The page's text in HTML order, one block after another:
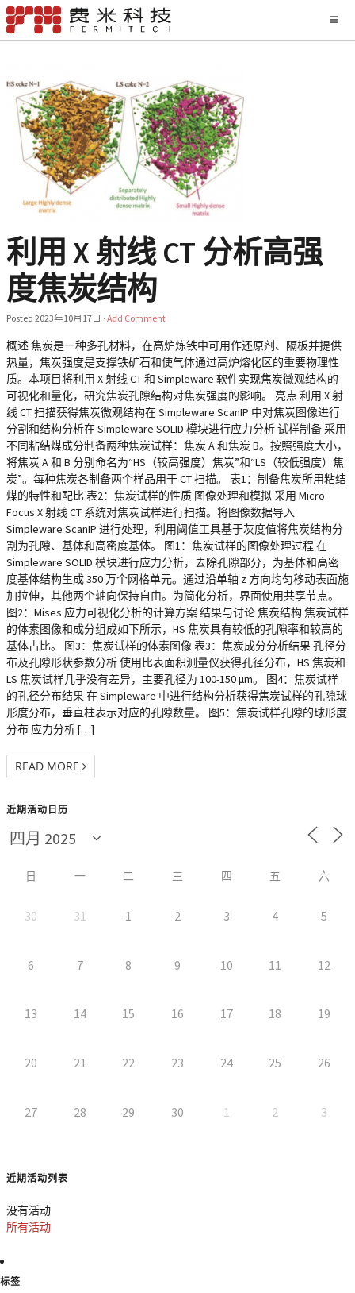
利用 X 射线 CT 分析高强
度焦炭结构
Posted 2023年10月17日 · Add Comment
概述 焦炭是一种多孔材料，在高炉炼铁中可用作还原剂、隔板并提供
热量，焦炭强度是支撑铁矿石和使气体通过高炉熔化区的重要物理性
质。本项目将利用 X 射线 CT 和 Simpleware 软件实现焦炭微观结构的
可视化和量化，研究焦炭孔隙结构对焦炭强度的影响。 亮点 利用 X 射
线 CT 扫描获得焦炭微观结构在 Simpleware ScanIP 中对焦炭图像进行
分割和结构分析在 Simpleware SOLID 模块进行应力分析 试样制备 采用
不同粘结煤成分制备两种焦炭试样：焦炭 A 和焦炭 B。按照强度大小，
将焦炭 A 和 B 分别命名为“HS（较高强度）焦炭”和“LS（较低强度）焦
炭”。每种焦炭各制备两个样品用于 CT 扫描。 表1：制备焦炭所用粘结
煤的特性和配比 表2：焦炭试样的性质 图像处理和模拟 采用 Micro
Focus X 射线 CT 系统对焦炭试样进行扫描。将图像数据导入
Simpleware ScanIP 进行处理，利用阈值工具基于灰度值将焦炭结构分
割为孔隙、基体和高密度基体。 图1：焦炭试样的图像处理过程 在
Simpleware SOLID 模块进行应力分析，去除孔隙部分，为基体和高密
度基体结构生成 350 万个网格单元。通过沿单轴 z 方向均匀移动表面施
加拉伸，其他两个轴向保持自由。为简化分析，界面使用共享节点。
图2：Mises 应力可视化分析的计算方案 结果与讨论 焦炭结构 焦炭试样
的体素图像和成分组成如下所示，HS 焦炭具有较低的孔隙率和较高的
基体占比。 图3：焦炭试样的体素图像 表3：焦炭成分分析结果 孔径分
布及孔隙形状参数分析 使用比表面积测量仪获得孔径分布，HS 焦炭和
LS 焦炭试样几乎没有差异，主要孔径为 100-150 μm。 图4：焦炭试样
的孔径分布结果 在 Simpleware 中进行结构分析获得焦炭试样的孔隙球
形度分布，垂直柱表示对应的孔隙数量。 图5：焦炭试样孔隙的球形度
分布 应力分析 […]
READ MORE
近期活动日历
日 一 二 三 四 五 六
30 31 1 2 3 4 5
6 7 8 9 10 11 12
13 14 15 16 17 18 19
20 21 22 23 24 25 26
27 28 29 30 1 2 3
近期活动列表
没有活动
所有活动
标签